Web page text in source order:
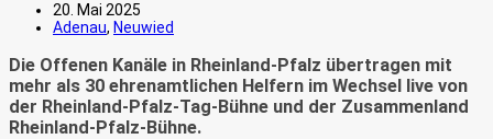
20. Mai 2025
Adenau, Neuwied
Die Offenen Kanäle in Rheinland-Pfalz übertragen mit
mehr als 30 ehrenamtlichen Helfern im Wechsel live von
der Rheinland-Pfalz-Tag-Bühne und der Zusammenland
Rheinland-Pfalz-Bühne.